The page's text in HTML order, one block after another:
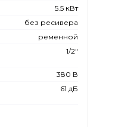
5.5 кВт
без ресивера
ременной
1/2"
380 В
61 дБ